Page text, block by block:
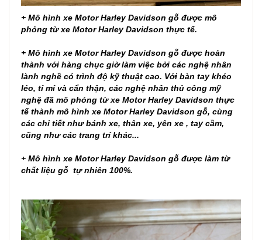
+ Mô hình xe Motor Harley Davidson gỗ được mô
phỏng từ xe Motor Harley Davidson thực tế.
+ Mô hình xe Motor Harley Davidson gỗ được hoàn
thành với hàng chục giờ làm việc bởi các nghệ nhân
lành nghề có trình độ kỹ thuật cao. Với bàn tay khéo
léo, tỉ mỉ và cẩn thận, các nghệ nhân thủ công mỹ
nghệ đã mô phỏng từ xe Motor Harley Davidson thực
tế thành mô hình xe Motor Harley Davidson gỗ, cùng
các chi tiết như bánh xe, thân xe, yên xe , tay cầm,
cũng như các trang trí khác...
+ Mô hình xe Motor Harley Davidson gỗ được làm từ
chất liệu gỗ tự nhiên 100%.